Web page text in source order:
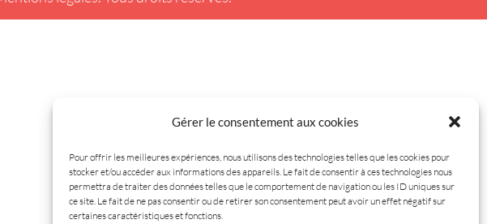
Gérer le consentement aux cookies
Pour offrir les meilleures expériences, nous utilisons des technologies telles que les cookies pour
stocker et/ou accéder aux informations des appareils. Le fait de consentir à ces technologies nous
permettra de traiter des données telles que le comportement de navigation ou les ID uniques sur
ce site. Le fait de ne pas consentir ou de retirer son consentement peut avoir un effet négatif sur
certaines caractéristiques et fonctions.